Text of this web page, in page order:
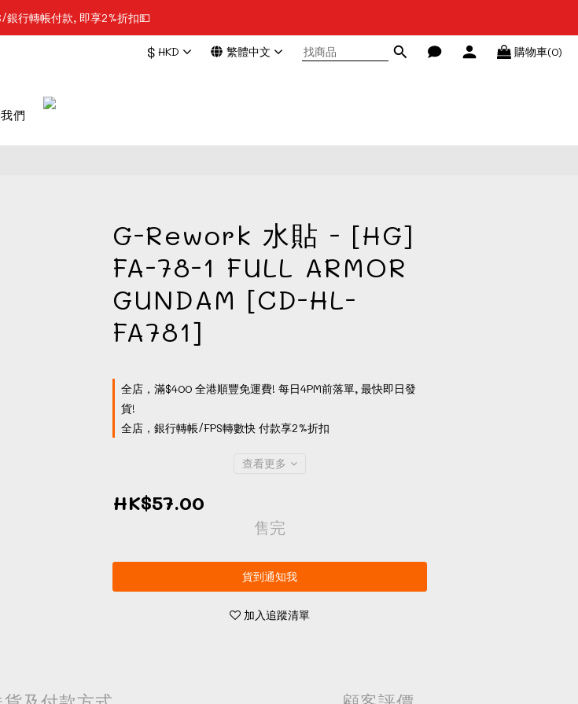
$199 順豐自提點免運費📦📦
銀行轉帳付款, 即享2%折扣💵
$ HKD 繁體中文 購物車(0)
們
G-Rework 水貼 - [HG]
FA-78-1 FULL ARMOR
GUNDAM [CD-HL-
FA781]
全店，滿$400 全港順豐免運費! 每日4PM前落單, 最快即日發
貨!
全店，銀行轉帳/FPS轉數快 付款享2%折扣
查看更多
HK$57.00
售完
貨到通知我
加入追蹤清單